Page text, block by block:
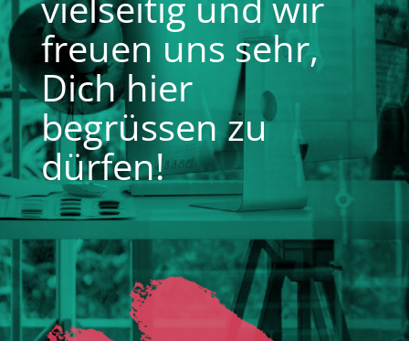
freuen uns sehr,
Dich hier
begrüssen zu
dürfen!